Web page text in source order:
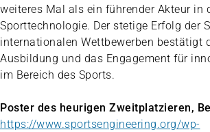
weiteres Mal als ein führender Akteur in
Sporttechnologie. Der stetige Erfolg der
internationalen Wettbewerben bestätigt
Ausbildung und das Engagement für
im Bereich des Sports.
Poster des heurigen Zweitplatzieren,
https://www.sportsengineering.org/wp-